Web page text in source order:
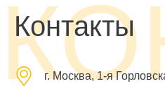
Контакты
г. Москва, 1-я